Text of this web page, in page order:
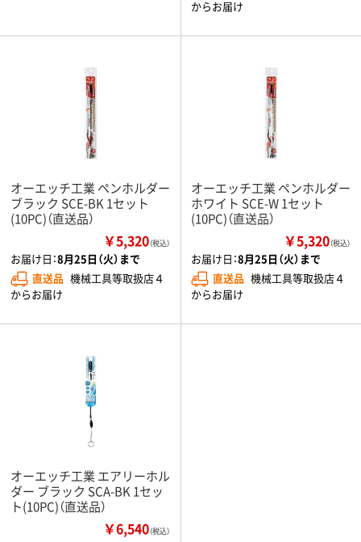
からお届け
オーエッチ工業 ペンホルダー
ブラック SCE-BK 1セット
(10PC)（直送品）
￥5,320（税込）
お届け日：8月25日（火）まで
直送品 機械工具等取扱店４
からお届け
オーエッチ工業 ペンホルダー
ホワイト SCE-W 1セット
(10PC)（直送品）
￥5,320（税込）
お届け日：8月25日（火）まで
直送品 機械工具等取扱店４
からお届け
オーエッチ工業 エアリーホル
ダー ブラック SCA-BK 1セッ
ト(10PC)（直送品）
￥6,540（税込）